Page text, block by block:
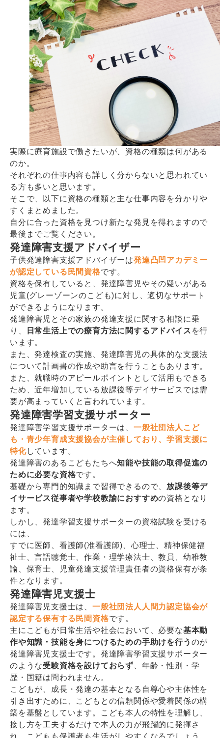
実際に療育施設で働きたいが、資格の種類は何がある
のか。
それぞれの仕事内容も詳しく分からないと思われてい
る方も多いと思います。
そこで、以下に資格の種類と主な仕事内容を分かりや
すくまとめました。
自分に合った資格を見つけ新たな発見を得れますので
最後までご覧ください。
発達障害支援アドバイザー
子供発達障害支援アドバイザーは発達凸凹アカデミー
が認定している民間資格です。
資格を保有していると、発達障害児やその疑いがある
児童(グレーゾーンのこども)に対し、適切なサポート
ができるようになります。
発達障害児とその家族の発達支援に関する相談に乗
り、
日常生活上での療育方法に関するアドバイス を行
います。
また、発達検査の実施、発達障害児の具体的な支援法
について計画書の作成や助言を行うこともあります。
また、就職時のアピールポイントとして活用もできる
ため、近年増加している放課後等デイサービスでは需
要が高まっていくと言われています。
発達障害学習支援サポーター
発達障害学習支援サポーターは、 一般社団法人こど
も・青少年育成支援協会が主催しており、学習支援に
特化しています。
発達障害のあるこどもたちへ知能や技能の取得促進の
ために必要な資格です。
基礎から専門的知識まで習得できるので、 放課後等デ
イサービス従事者や学校教諭におすすめの資格となり
ます。
しかし、発達学習支援サポーターの資格試験を受ける
には、
すでに医師、看護師(准看護師)、心理士、精神保健福
祉士、言語聴覚士、作業・理学療法士、教員、幼稚教
諭、保育士、児童発達支援管理責任者の資格保有が条
件となります。
発達障害児支援士
発達障害児支援士は、 一般社団法人人間力認定協会が
認定する保有する民間資格です。
主にこどもが日常生活や社会において、必要な基本動
作や知識・技能を身につけるための手助けを行う のが
発達障害児支援士です。発達障害学習支援サポーター
のような受験資格を設けておらず 、年齢・性別・学
歴・国籍は問われません。
こどもが、成長・発達の基本となる自尊心や主体性を
引き出すために、こどもとの信頼関係や愛着関係の構
築を基盤としています。こども本人の特性を理解し、
接し方を工夫するだけで本人の力が飛躍的に発揮さ
れ、こどもも保護者も生活がしやすくなるでしょう。